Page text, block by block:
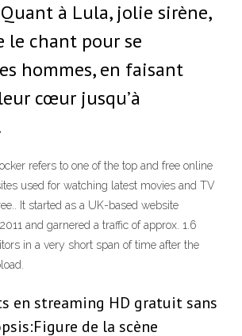
à Lula, jolie sirène,
le chant pour se
hommes, en faisant
cœur jusqu’à
refers to one of the top and free online
used for watching latest movies and TV
It started as a UK-based website
and garnered a traffic of approx. 1.6
in a very short span of time after the
en streaming HD gratuit sans
de la scène